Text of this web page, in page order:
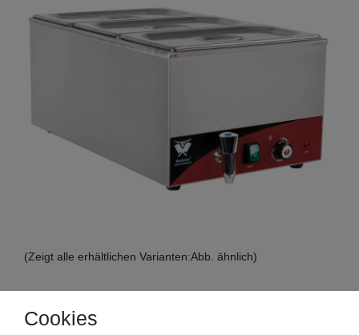
(Zeigt alle erhältlichen Varianten:Abb. ähnlich)
Beeketal Speisenwärmer Bain Marie in
verschiedenen Ausführungen!
Cookies